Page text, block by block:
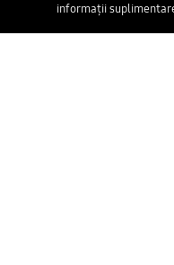
informații